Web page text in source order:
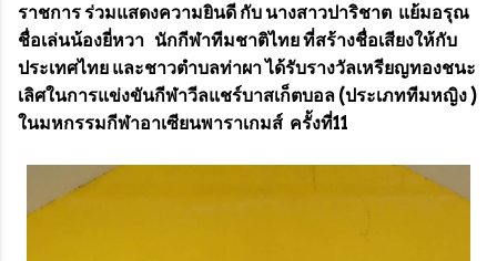
ราชการ ร่วมแสดงความยินดี กับ นางสาวปาริชาต แย้มอรุณ
ชื่อเล่นน้องยี่หวา นักกีฬาทีมชาติไทย ที่สร้างชื่อเสียงให้กับ
ประเทศไทย และชาวตำบลท่าผา ได้รับรางวัลเหรียญทองชนะ
เลิศในการแข่งขันกีฬาวีลแชร์บาสเก็ตบอล (ประเภททีมหญิง )
ในมหกรรมกีฬาอาเซียนพาราเกมส์ ครั้งที่11